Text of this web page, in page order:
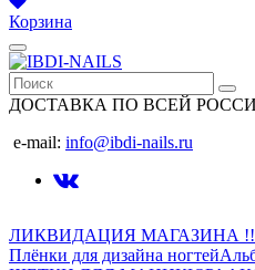
Корзина
ДОСТАВКА ПО ВСЕЙ РОССИ
e-mail: info@ibdi-nails.ru
ЛИКВИДАЦИЯ МАГАЗИНА
Плёнки для дизайна ногтей